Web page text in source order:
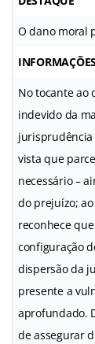
O dano moral
No tocante ao
indevido da
jurisprudência
vista que
necessário –
do prejuízo;
reconhece
configuração
dispersão da
presente a
aprofundado.
de assegurar